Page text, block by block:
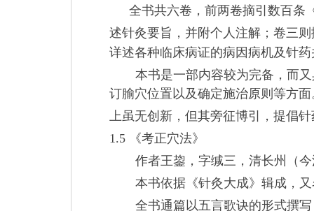
全书共六卷，前两卷摘引数百条
述针灸要旨，并附个人注解；卷三
详述各种临床病证的病因病机及针
本书是一部内容较为完备，而
订腧穴位置以及确定施治原则等方
上虽无创新，但其旁征博引，提倡
1.5
《考正穴法》
作者王鋆，字缄三，清长州（
本书依据《针灸大成》辑成，
全书通篇以五言歌诀的形式撰